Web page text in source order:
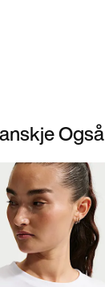
Også